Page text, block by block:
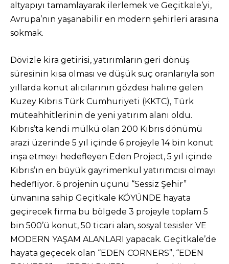
altyapıyı tamamlayarak ilerlemek ve Geçitkale’yi,
Avrupa’nın yaşanabilir en modern şehirleri arasına
sokmak.
Dövizle kira getirisi, yatırımların geri dönüş
süresinin kısa olması ve düşük suç oranlarıyla son
yıllarda konut alıcılarının gözdesi haline gelen
Kuzey Kıbrıs Türk Cumhuriyeti (KKTC), Türk
müteahhitlerinin de yeni yatırım alanı oldu.
Kıbrıs’ta kendi mülkü olan 200 Kıbrıs dönümü
arazi üzerinde 5 yıl içinde 6 projeyle 14 bin konut
inşa etmeyi hedefleyen Eden Project, 5 yıl içinde
Kıbrıs’ın en büyük gayrimenkul yatırımcısı olmayı
hedefliyor. 6 projenin üçünü “Sessiz Şehir”
ünvanına sahip Geçitkale KÖYÜNDE hayata
geçirecek firma bu bölgede 3 projeyle toplam 5
bin 500’ü konut, 50 ticari alan, sosyal tesisler VE
MODERN YAŞAM ALANLARI yapacak. Geçitkale’de
hayata geçecek olan “EDEN CORNERS”, “EDEN